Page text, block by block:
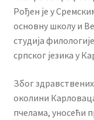
Рођен је у
основну школу и
студија
српског језика у
Због
околини
пчелама, уносећи